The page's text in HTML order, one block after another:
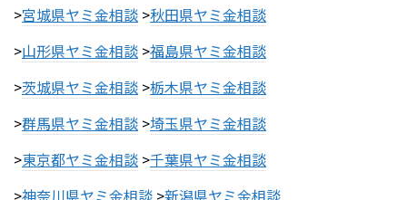
>宮城県ヤミ金相談 >秋田県ヤミ金相談
>山形県ヤミ金相談 >福島県ヤミ金相談
>茨城県ヤミ金相談 >栃木県ヤミ金相談
>群馬県ヤミ金相談 >埼玉県ヤミ金相談
>東京都ヤミ金相談 >千葉県ヤミ金相談
>神奈川県ヤミ金相談 >新潟県ヤミ金相談